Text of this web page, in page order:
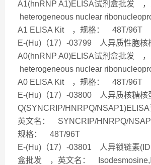
A1(hnRNP A1)ELISA试剂盒批发
heterogeneous nuclear
A1 ELISA Kit ，规格： 48T/96T
E-(Hu)（17）-03799 人异质性胞核
A0(hnRNP A0)ELISA试剂盒批发
heterogeneous nuclear
A0 ELISA Kit ，规格： 48T/96T
E-(Hu)（17）-03800 人异质核糖核
Q(SYNCRIP/HNRPQ/
英文名： SYNCRIP/HNRPQ/
规格： 48T/96T
E-(Hu)（17）-03801 人异锁链素
盒批发 ，英文名：